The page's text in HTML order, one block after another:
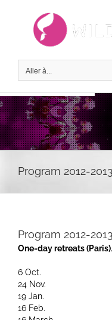
Aller à...
Program 2012-2013
Program 2012-2013
One-day retreats
6 Oct.
24 Nov.
19 Jan.
16 Feb.